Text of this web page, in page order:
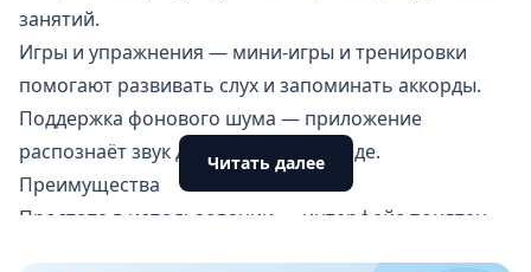
занятий.
Игры и упражнения — мини-игры и тренировки
помогают развивать слух и запоминать аккорды.
Поддержка фонового шума — приложение
распознаёт звук даже в шумной среде.
Преимущества
Простота в использовании — интерфейс понятен
Читать далее